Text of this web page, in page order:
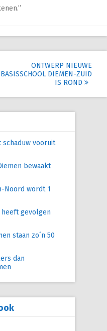
ONTWERP NIEUWE
BASISSCHOOL DIEMEN-ZUID
IS ROND
schaduw vooruit
bewaakt
Noord wordt 1
heeft gevolgen
staan zo´n 50
dan